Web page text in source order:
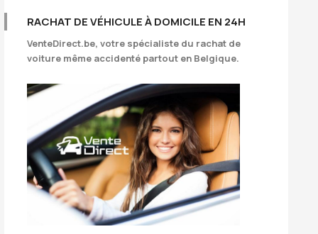
RACHAT DE VÉHICULE À DOMICILE EN 24H
VenteDirect.be, votre spécialiste du rachat de
voiture même accidenté partout en Belgique.